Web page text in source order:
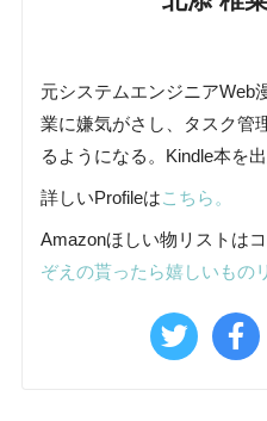
元システムエンジニアWeb
業に嫌気がさし、タスク管
るようになる。Kindle本を
詳しいProfileはこちら。
Amazonほしい物リストは
ぞえの貰ったら嬉しいもの